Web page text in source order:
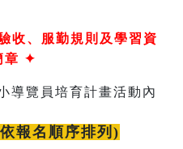
收、服勤規則及學習資
章 ✦
報名順序排列)